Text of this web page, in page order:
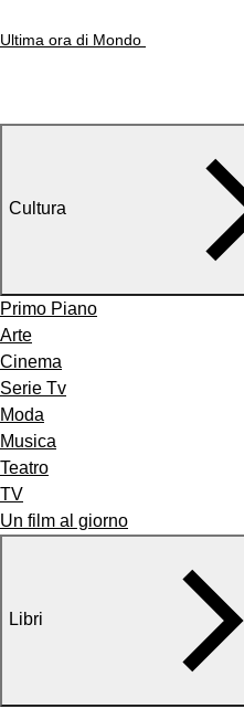
Ultima ora di Mondo
Cultura
Primo Piano
Arte
Cinema
Serie Tv
Moda
Musica
Teatro
TV
Un film al giorno
Libri